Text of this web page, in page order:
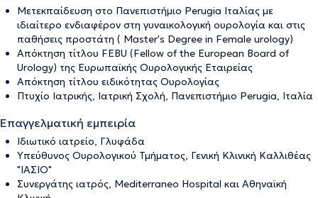
Μετεκπαίδευση στο Πανεπιστήμιο Perugia Ιταλίας με
ιδιαίτερο ενδιαφέρον στη γυναικολογική ουρολογία και στις
παθήσεις προστάτη ( Master's Degree in Female urology)
Απόκτηση τίτλου FEBU (Fellow of the European Board of
Urology) της Ευρωπαϊκής Ουρολογικής Εταιρείας
Απόκτηση τίτλου ειδικότητας Ουρολογίας
Πτυχίο Ιατρικής, Ιατρική Σχολή, Πανεπιστήμιο Perugia, Ιταλία
Επαγγελματική εμπειρία
Ιδιωτικό ιατρείο, Γλυφάδα
Υπεύθυνος Ουρολογικού Τμήματος, Γενική Κλινική Καλλιθέας
"ΙΑΣΙΟ"
Συνεργάτης ιατρός, Mediterraneo Hospital και Αθηναϊκή